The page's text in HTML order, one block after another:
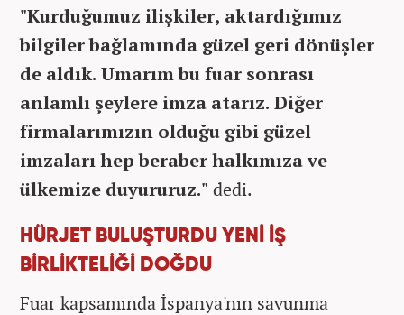
"Kurduğumuz ilişkiler, aktardığımız
bilgiler bağlamında güzel geri dönüşler
de aldık. Umarım bu fuar sonrası
anlamlı şeylere imza atarız. Diğer
firmalarımızın olduğu gibi güzel
imzaları hep beraber halkımıza ve
ülkemize duyururuz." dedi.
HÜRJET BULUŞTURDU YENİ İŞ
BİRLİKTELİĞİ DOĞDU
Fuar kapsamında İspanya'nın savunma